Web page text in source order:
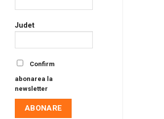
Judet
Confirm
abonarea la
newsletter